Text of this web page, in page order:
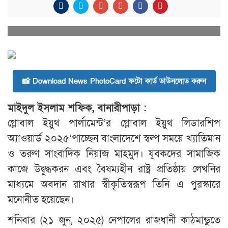
📸 Download News PhotoCard ফটো কার্ড ডাউনলোড করুন
মাইদুল ইসলাম শফিক, বানারীপাড়া :
গ্লোবাল ইয়ুথ পার্লামেন্ট’র গ্লোবাল ইয়ুথ লিডারশিপ
অ্যাওয়ার্ড ২০২৫’পাচ্ছেন বাংলাদেশে স্বল্প সময়ে খ্যাতিমান
ও তরুণ সাংবাদিক নিয়াজ মাহমুদ। যুবকদের সামাজিক
কাজে উদ্বুদ্ধকরন এবং বৈষম্যহীন রাষ্ট্র প্রতিষ্ঠায় লেখনির
মাধ্যমে অবদান রাখার স্বীকৃতিস্বরূপ তিনি এ পুরস্কারে
মনোনীত হয়েছেন।
শনিবার (২১ জুন, ২০২৫) নেপালের রাজধানী কাঠমান্ডুতে